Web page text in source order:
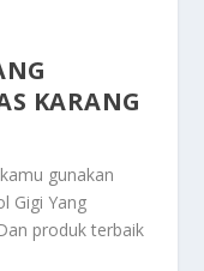
KARANG
gunakan
Gigi Yang
produk terbaik